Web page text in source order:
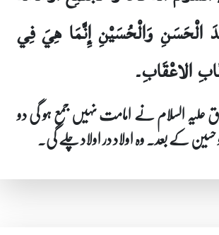
الْحَسَنِ وَالْحُسَيْنِ إِنَّمَا هِيَ فِي
الاعْقَابِ۔
علیہ السلام نے امامت نہیں جمع ہو گی دو
کے بعد۔ وہ اولاد در اولاد چلے گی۔